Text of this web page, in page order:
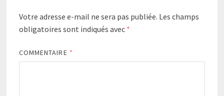
Votre adresse e-mail ne sera pas publiée. Les champs
obligatoires sont indiqués avec *
COMMENTAIRE *